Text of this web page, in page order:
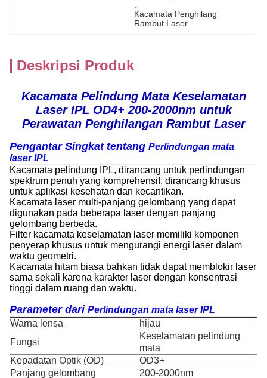
Kacamata Penghilang
Rambut Laser
Deskripsi Produk
Kacamata Pelindung Mata Keselamatan
Laser IPL OD4+ 200-2000nm untuk
Perawatan Penghilangan Rambut Laser
Pengantar Singkat tentang Perlindungan mata
laser IPL
Kacamata pelindung IPL, dirancang untuk perlindungan
spektrum penuh yang komprehensif, dirancang khusus
untuk aplikasi kesehatan dan kecantikan.
Kacamata laser multi-panjang gelombang yang dapat
digunakan pada beberapa laser dengan panjang
gelombang berbeda.
Filter kacamata keselamatan laser memiliki komponen
penyerap khusus untuk mengurangi energi laser dalam
waktu geometri.
Kacamata hitam biasa bahkan tidak dapat memblokir laser
sama sekali karena karakter laser dengan konsentrasi
tinggi dalam ruang dan waktu.
Parameter dari Perlindungan mata laser IPL
Warna lensa
hijau
Fungsi
Keselamatan pelindung
mata
Kepadatan Optik (OD)
OD3+
Panjang gelombang
200-2000nm